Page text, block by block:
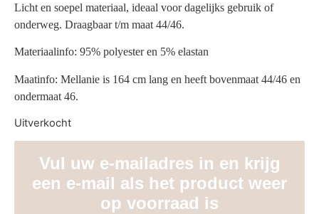
Licht en soepel materiaal, ideaal voor dagelijks gebruik of
onderweg. Draagbaar t/m maat 44/46.
Materiaalinfo: 95% polyester en 5% elastan
Maatinfo: Mellanie is 164 cm lang en heeft bovenmaat 44/46 en
ondermaat 46.
Uitverkocht
Vul uw e-mailadres in en krijg
een e-mail als het product weer
op voorraad is